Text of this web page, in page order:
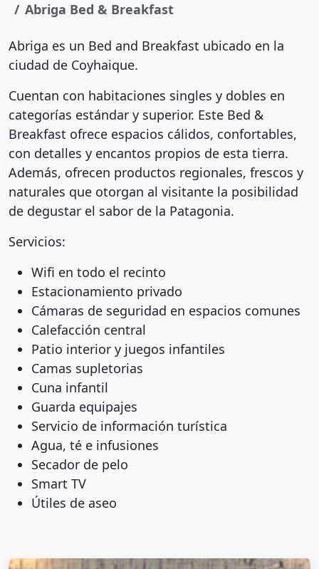
Abriga Bed & Breakfast
Abriga es un Bed and Breakfast ubicado en la
ciudad de Coyhaique.
Cuentan con habitaciones singles y dobles en
categorías estándar y superior. Este Bed &
Breakfast ofrece espacios cálidos, confortables,
con detalles y encantos propios de esta tierra.
Además, ofrecen productos regionales, frescos y
naturales que otorgan al visitante la posibilidad
de degustar el sabor de la Patagonia.
Servicios:
Wifi en todo el recinto
Estacionamiento privado
Cámaras de seguridad en espacios comunes
Calefacción central
Patio interior y juegos infantiles
Camas supletorias
Cuna infantil
Guarda equipajes
Servicio de información turística
Agua, té e infusiones
Secador de pelo
Smart TV
Útiles de aseo